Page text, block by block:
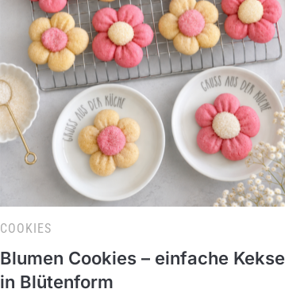
COOKIES
Blumen Cookies – einfache Kekse
in Blütenform